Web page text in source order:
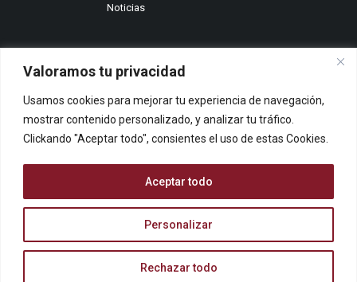
Valoramos tu privacidad
Usamos cookies para mejorar tu experiencia de navegación,
mostrar contenido personalizado, y analizar tu tráfico.
Clickando "Aceptar todo", consientes el uso de estas Cookies.
Personalizar
Rechazar todo
Aceptar todo
Noticias
¿Te podemos ayudar?
Queremos saber tu opinión
© ARCOPAPEL 2006 S.L. | Todos los derechos reservados